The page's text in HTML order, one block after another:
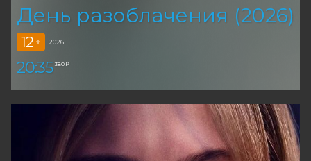
День разоблачения (2026)
12 + 2026
20:35 380 ₽